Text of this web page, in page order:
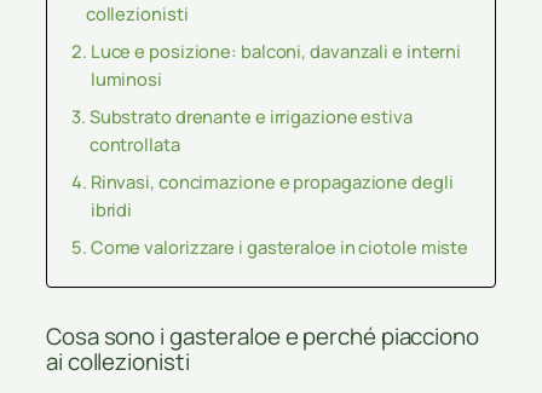
collezionisti
Luce e posizione: balconi, davanzali e interni
luminosi
Substrato drenante e irrigazione estiva
controllata
Rinvasi, concimazione e propagazione degli
ibridi
Come valorizzare i gasteraloe in ciotole miste
Cosa sono i gasteraloe e perché piacciono
ai collezionisti